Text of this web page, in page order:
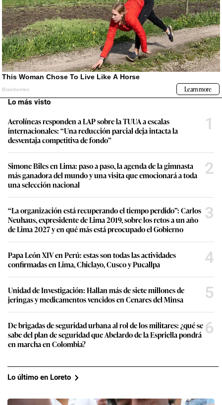
Lo más visto
Aerolíneas responden a LAP sobre la TUUA a escalas
internacionales: “Una reducción parcial deja intacta la
desventaja competitiva de fondo”
1
Simone Biles en Lima: paso a paso, la agenda de la gimnasta
más ganadora del mundo y una visita que emocionará a toda
una selección nacional
2
“La organización está recuperando el tiempo perdido”: Carlos
Neuhaus, expresidente de Lima 2019, sobre los retos a un año
de Lima 2027 y en qué más está preocupado el Gobierno
3
Papa León XIV en Perú: estas son todas las actividades
confirmadas en Lima, Chiclayo, Cusco y Pucallpa
4
Unidad de Investigación: Hallan más de siete millones de
jeringas y medicamentos vencidos en Cenares del Minsa
5
De brigadas de seguridad urbana al rol de los militares: ¿qué se
sabe del plan de seguridad que Abelardo de la Espriella pondrá
en marcha en Colombia?
6
Lo último en Loreto